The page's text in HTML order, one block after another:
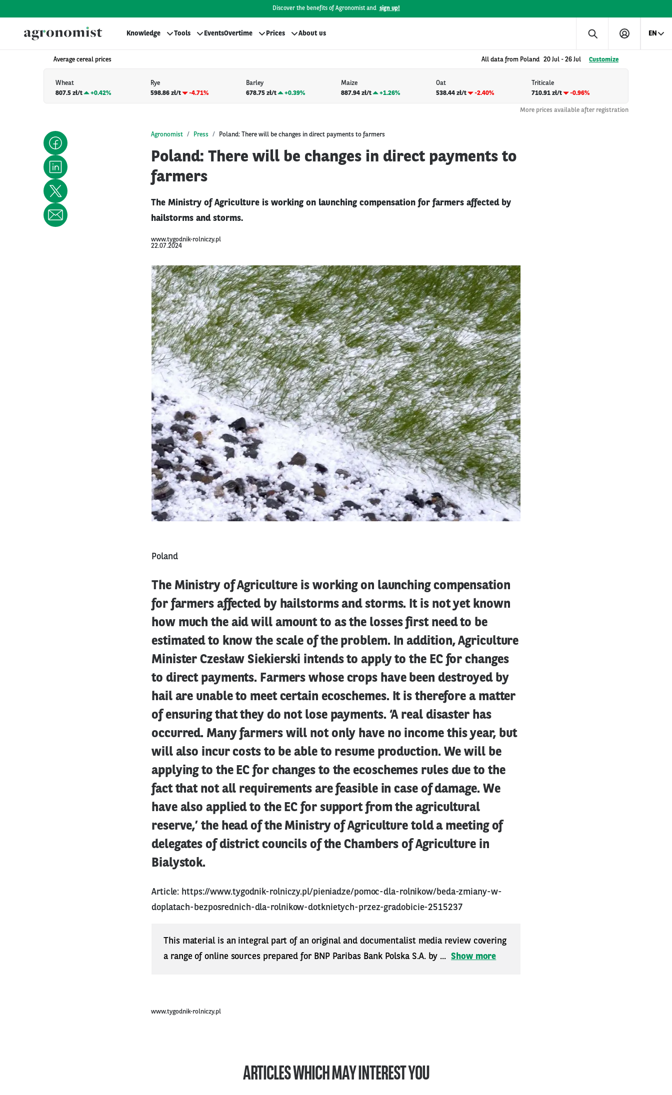
Discover the benefits of Agronomist and sign up!
Knowledge Tools EventsOvertime Prices About us EN
Average cereal prices All data from Poland 20 Jul - 26 Jul Customize
Wheat
807.5 zł/t
+0.42%
Rye
598.86 zł/t
-4.71%
Barley
678.75 zł/t
+0.39%
Maize
887.94 zł/t
+1.26%
Oat
538.44 zł/t
-2.40%
Triticale
710.91 zł/t
-0.96%
More prices available after registration
Agronomist Press Poland: There will be changes in direct payments to farmers
Poland: There will be changes in direct payments to
farmers
The Ministry of Agriculture is working on launching compensation for farmers affected by
hailstorms and storms.
www.tygodnik-rolniczy.pl
22.07.2024
Poland
The Ministry of Agriculture is working on launching compensation
for farmers affected by hailstorms and storms. It is not yet known
how much the aid will amount to as the losses first need to be
estimated to know the scale of the problem. In addition, Agriculture
Minister Czesław Siekierski intends to apply to the EC for changes
to direct payments. Farmers whose crops have been destroyed by
hail are unable to meet certain ecoschemes. It is therefore a matter
of ensuring that they do not lose payments. ‘A real disaster has
occurred. Many farmers will not only have no income this year, but
will also incur costs to be able to resume production. We will be
applying to the EC for changes to the ecoschemes rules due to the
fact that not all requirements are feasible in case of damage. We
have also applied to the EC for support from the agricultural
reserve,’ the head of the Ministry of Agriculture told a meeting of
delegates of district councils of the Chambers of Agriculture in
Bialystok.
Article: https://www.tygodnik-rolniczy.pl/pieniadze/pomoc-dla-rolnikow/beda-zmiany-w-
doplatach-bezposrednich-dla-rolnikow-dotknietych-przez-gradobicie-2515237
This material is an integral part of an original and documentalist media review covering
a range of online sources prepared for BNP Paribas Bank Polska S.A. by ... Show more
www.tygodnik-rolniczy.pl
ARTICLES WHICH MAY INTEREST YOU